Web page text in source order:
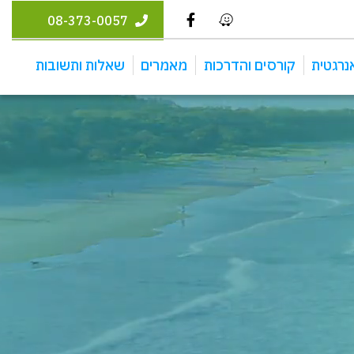
08-373-0057
קורסים והדרכות מאמרים שאלות ותשובות